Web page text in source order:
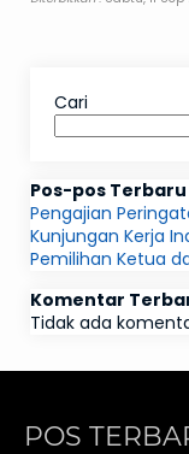
Cari
Pos-pos Terbaru
Pengajian
Kunjungan Kerja
Pemilihan Ketua
Komentar
Tidak ada
POS